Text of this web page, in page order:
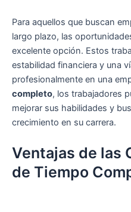
Para aquellos que buscan
largo plazo, las
excelente opción. Estos
estabilidad financiera y una
profesionalmente en una
completo, los trabajadores
mejorar sus habilidades y
crecimiento en su carrera.
Ventajas de las
de Tiempo